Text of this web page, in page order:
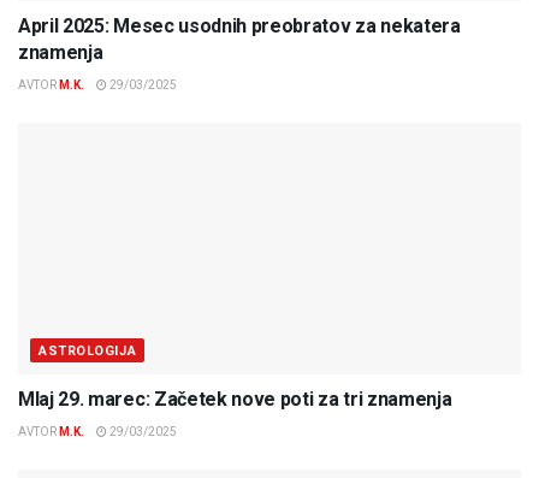
April 2025: Mesec usodnih preobratov za nekatera
znamenja
AVTOR M.K. 29/03/2025
ASTROLOGIJA
Mlaj 29. marec: Začetek nove poti za tri znamenja
AVTOR M.K. 29/03/2025